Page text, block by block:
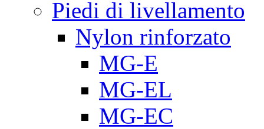
Piedi di livellamento
Nylon rinforzato
MG-E
MG-EL
MG-EC